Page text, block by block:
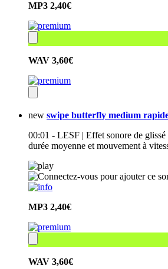
MP3 2,40€
WAV 3,60€
new swipe butterfly medium
00:01 - LESF | Effet sonore de
durée moyenne et mouvement à
MP3 2,40€
WAV 3,60€